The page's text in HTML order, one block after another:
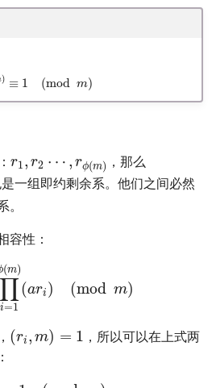
) ≡ 1 (mod m)
r1, r2 ⋯ , rϕ(m) ，那么
一组即约剩余系。他们之间必然
容性：
(m)
∏
i=1
(ari ) (mod m)
(ri , m) = 1 ，所以可以在上式两